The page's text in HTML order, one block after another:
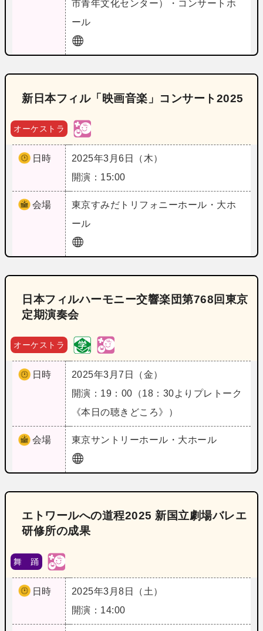
市青年文化センター）・コンサートホ
ール
新日本フィル「映画音楽」コンサート2025
オーケストラ
日時
2025年3月6日（木）
開演：15:00
会場 東京すみだトリフォニーホール・大ホ
ール
日本フィルハーモニー交響楽団第768回東京
定期演奏会
オーケストラ
日時
2025年3月7日（金）
開演：19：00（18：30よりプレトーク
《本日の聴きどころ》）
会場 東京サントリーホール・大ホール
エトワールへの道程2025 新国立劇場バレエ
研修所の成果
舞 踊
日時
2025年3月8日（土）
開演：14:00